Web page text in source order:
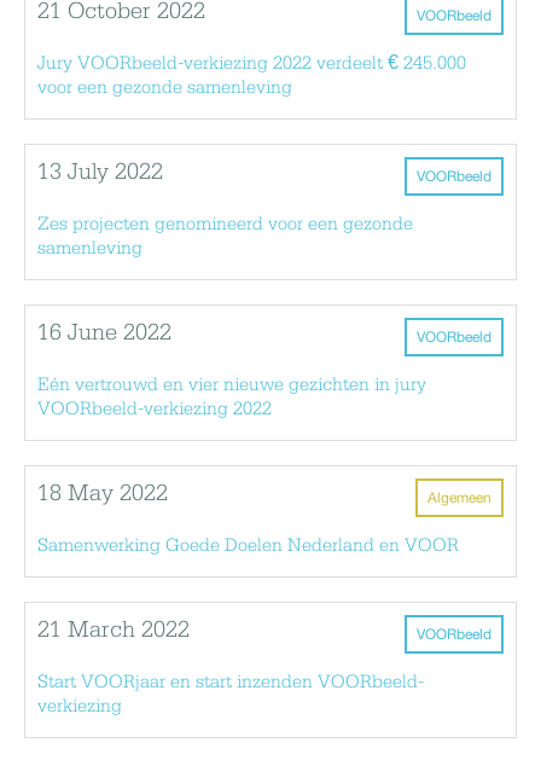
VOORbeeld
21 October 2022
Jury VOORbeeld-verkiezing 2022 verdeelt € 245.000
voor een gezonde samenleving
VOORbeeld
13 July 2022
Zes projecten genomineerd voor een gezonde
samenleving
VOORbeeld
16 June 2022
Eén vertrouwd en vier nieuwe gezichten in jury
VOORbeeld-verkiezing 2022
Algemeen
18 May 2022
Samenwerking Goede Doelen Nederland en VOOR
VOORbeeld
21 March 2022
Start VOORjaar en start inzenden VOORbeeld-
verkiezing